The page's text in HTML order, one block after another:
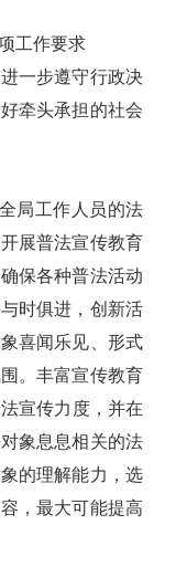
工作要求
一步遵守行政决
牵头承担的社会
全局工作人员的法
展普法宣传教育
保各种普法活动
时俱进，创新活
喜闻乐见、形式
。丰富宣传教育
宣传力度，并在
象息息相关的法
的理解能力，选
，最大可能提高